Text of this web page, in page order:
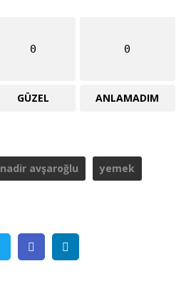
0
GÜZEL
0
ANLAMADIM
nadir avşaroğlu yemek
Twitter Facebook